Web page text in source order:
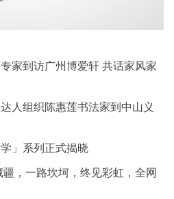
家到访广州博爱轩 共话家风家
人组织陈惠莲书法家到中山义
」系列正式揭晓
，一路坎坷，终见彩虹，全网